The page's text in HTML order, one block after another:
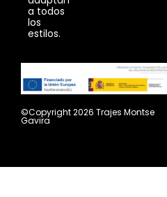
a todos
los
estilos.
©Copyright 2026 Trajes Montse
Gavira